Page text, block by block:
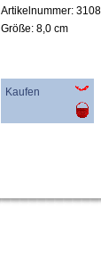
Artikelnummer:
Größe: 8,0 cm
Kaufen